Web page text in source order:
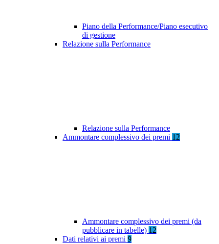
Piano della Performance/Piano esecutivo
di gestione
Relazione sulla Performance
Relazione sulla Performance
Ammontare complessivo dei premi 12
Ammontare complessivo dei premi (da
pubblicare in tabelle) 12
Dati relativi ai premi 9